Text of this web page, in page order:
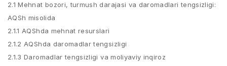
2.1 Mehnat bozori, turmush darajasi va daromadlari tengsizligi:
AQSh misolida
2.1.1 AQShda mehnat resurslari
2.1.2 AQShda daromadlar tengsizligi
2.1.3 Daromadlar tengsizligi va moliyaviy inqiroz